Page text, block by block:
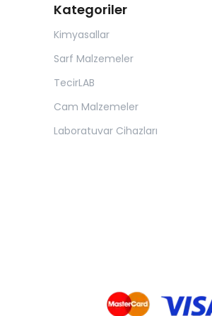
Kategoriler
Kimyasallar
Sarf Malzemeler
TecirLAB
Cam Malzemeler
Laboratuvar Cihazları